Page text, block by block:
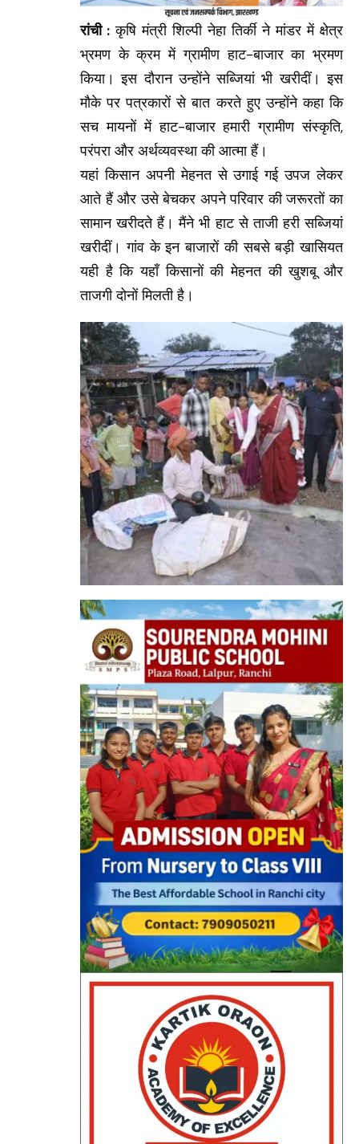
रांची : कृषि मंत्री शिल्पी नेहा तिर्की ने मांडर में क्षेत्र
भ्रमण के क्रम में ग्रामीण हाट-बाजार का भ्रमण
किया। इस दौरान उन्होंने सब्जियां भी खरीदीं। इस
मौके पर पत्रकारों से बात करते हुए उन्होंने कहा कि
सच मायनों में हाट-बाजार हमारी ग्रामीण संस्कृति,
परंपरा और अर्थव्यवस्था की आत्मा हैं।
यहां किसान अपनी मेहनत से उगाई गई उपज लेकर
आते हैं और उसे बेचकर अपने परिवार की जरूरतों का
सामान खरीदते हैं। मैंने भी हाट से ताजी हरी सब्जियां
खरीदीं। गांव के इन बाजारों की सबसे बड़ी खासियत
यही है कि यहाँ किसानों की मेहनत की खुशबू और
ताजगी दोनों मिलती है।